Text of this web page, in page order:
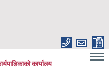
कार्यालय